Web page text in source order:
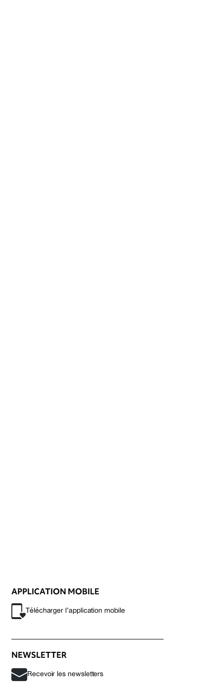
APPLICATION MOBILE
Télécharger l’application mobile
NEWSLETTER
Recevoir les newsletters